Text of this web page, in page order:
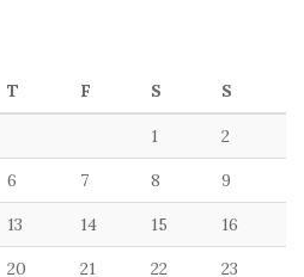
T F S S
1 2
6 7 8 9
13 14 15 16
20 21 22 23